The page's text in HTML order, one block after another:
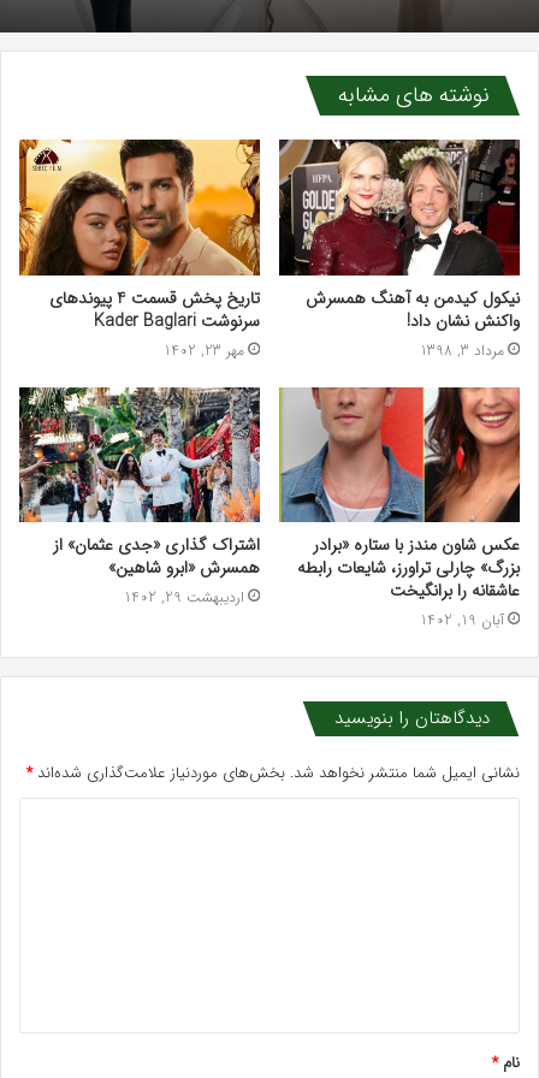
نوشته های مشابه
نیکول کیدمن به آهنگ همسرش
واکنش نشان داد!
مرداد 3, 1398
تاریخ پخش قسمت 4 پیوندهای
سرنوشت Kader Baglari
مهر 23, 1402
عکس شاون مندز با ستاره «برادر
بزرگ» چارلی تراورز، شایعات رابطه
عاشقانه را برانگیخت
آبان 19, 1402
اشتراک گذاری «جدی عثمان» از
همسرش «ابرو شاهین»
اردیبهشت 29, 1402
دیدگاهتان را بنویسید
نشانی ایمیل شما منتشر نخواهد شد. بخش‌های موردنیاز علامت‌گذاری شده‌اند*
*
نام*